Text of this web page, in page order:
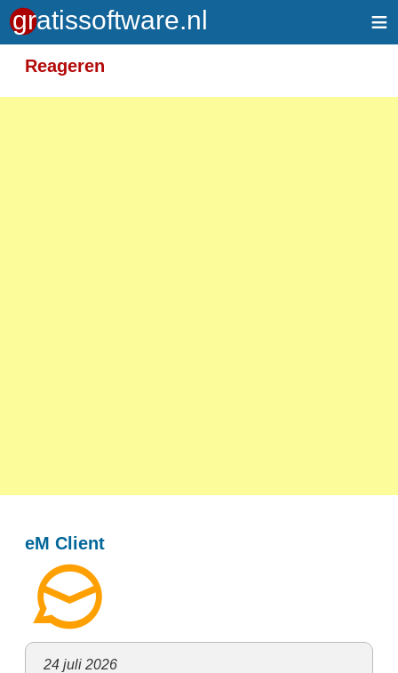
≡
Reageren
eM Client
24 juli 2026